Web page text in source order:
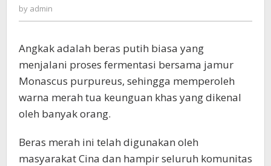
by admin
Angkak adalah beras putih biasa yang
menjalani proses fermentasi bersama jamur
Monascus purpureus, sehingga memperoleh
warna merah tua keunguan khas yang dikenal
oleh banyak orang.
Beras merah ini telah digunakan oleh
masyarakat Cina dan hampir seluruh komunitas